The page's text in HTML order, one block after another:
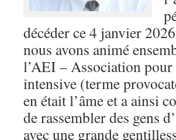
décéder ce 4 janvier
nous avons animé
l’AEI – Association
intensive (terme
en était l’âme et a ainsi
de rassembler des gens
avec une grande